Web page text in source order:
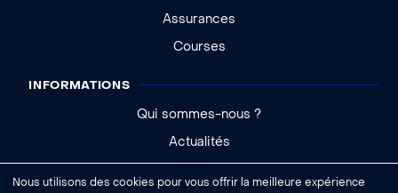
Assurances
Courses
INFORMATIONS
Qui sommes-nous ?
Actualités
Nous utilisons des cookies pour vous offrir la meilleure expérience